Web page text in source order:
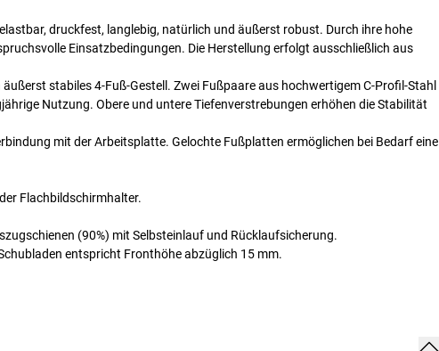
druckfest, langlebig, natürlich und äußerst robust. Durch ihre hohe
Einsatzbedingungen. Die Herstellung erfolgt ausschließlich aus
stabiles 4-Fuß-Gestell. Zwei Fußpaare aus hochwertigem C-Profil-Stahl
Nutzung. Obere und untere Tiefenverstrebungen erhöhen die Stabilität
mit der Arbeitsplatte. Gelochte Fußplatten ermöglichen bei Bedarf eine
Flachbildschirmhalter.
(90%) mit Selbsteinlauf und Rücklaufsicherung.
entspricht Fronthöhe abzüglich 15 mm.